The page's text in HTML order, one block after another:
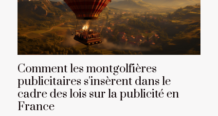
Comment les montgolfières
publicitaires s'insèrent dans le
cadre des lois sur la publicité en
France